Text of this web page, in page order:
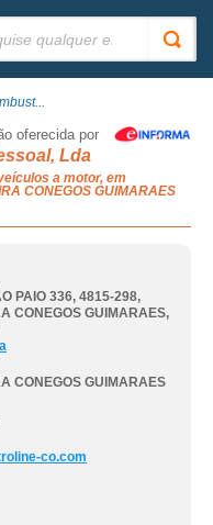
oferecida por
Lda
a motor, em
CONEGOS GUIMARAES
PAIO 336, 4815-298,
CONEGOS GUIMARAES,
CONEGOS GUIMARAES
co.com